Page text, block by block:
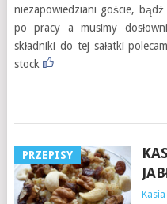
niezapowiedziani goście,
po pracy a musimy
składniki do tej sałatki
stock
PRZEPISY
Kasia